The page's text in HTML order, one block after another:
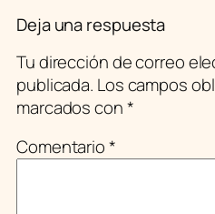
Deja una respuesta
Tu dirección de correo
publicada. Los campos
marcados con*
Comentario*